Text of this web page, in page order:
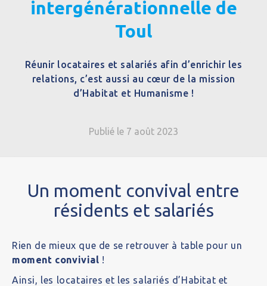
intergénérationnelle de
Toul
Réunir locataires et salariés afin d’enrichir les
relations, c’est aussi au cœur de la mission
d’Habitat et Humanisme !
Publié le 7 août 2023
Un moment convival entre
résidents et salariés
Rien de mieux que de se retrouver à table pour un
moment convivial !
Ainsi, les locataires et les salariés d’Habitat et